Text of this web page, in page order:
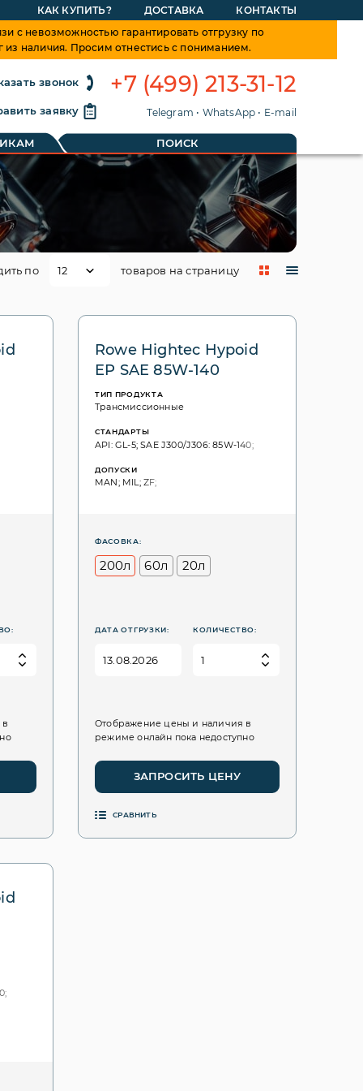
КАК КУПИТЬ? ДОСТАВКА
КОНТАКТЫ
с невозможностью гарантировать отгрузку по
из наличия. Просим отнестись с пониманием.
звонок
заявку
+7 (499) 213-31-12
Telegram • WhatsApp • E-mail
ПОИСК
по товаров на страницу
Rowe Hightec Hypoid
EP SAE 85W-140
ТИП ПРОДУКТА
Трансмиссионные
СТАНДАРТЫ
API: GL-5; SAE J300/J306: 85W-140;
ДОПУСКИ
MAN; MIL; ZF;
ФАСОВКА:
200л 60л 20л
ДАТА ОТГРУЗКИ: КОЛИЧЕСТВО:
Отображение цены и наличия в
режиме онлайн пока недоступно
ЗАПРОСИТЬ ЦЕНУ
СРАВНИТЬ